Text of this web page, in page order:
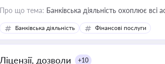
Про що тема: Банківська діяльність охоплює всі
Банківська діяльність Фінансові послуги
Ліцензії, дозволи +10